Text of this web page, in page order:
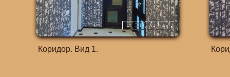
Коридор. Вид 1.